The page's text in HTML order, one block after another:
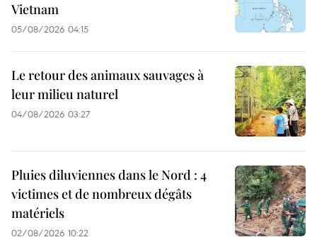
Vietnam
05/08/2026 04:15
Le retour des animaux sauvages à
leur milieu naturel
04/08/2026 03:27
Pluies diluviennes dans le Nord : 4
victimes et de nombreux dégâts
matériels
02/08/2026 10:22